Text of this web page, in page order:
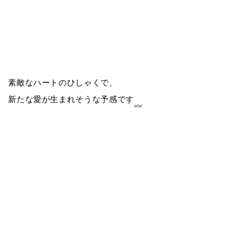
素敵なハートのひしゃくで、
新たな愛が生まれそうな予感です